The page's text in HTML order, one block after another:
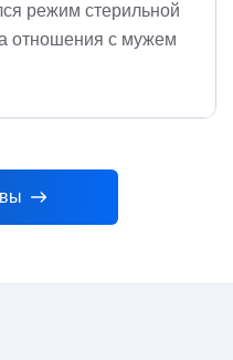
режим стерильной
отношения с мужем